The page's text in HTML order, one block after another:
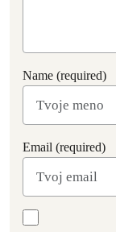
Name (required)
Email (required)